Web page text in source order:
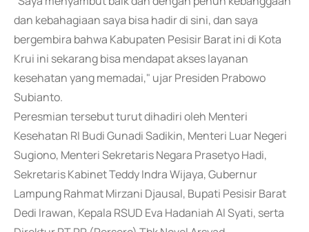
dan kebahagiaan saya bisa hadir di sini, dan saya
bergembira bahwa Kabupaten Pesisir Barat ini di Kota
Krui ini sekarang bisa mendapat akses layanan
kesehatan yang memadai," ujar Presiden Prabowo
Subianto.
Peresmian tersebut turut dihadiri oleh Menteri
Kesehatan RI Budi Gunadi Sadikin, Menteri Luar Negeri
Sugiono, Menteri Sekretaris Negara Prasetyo Hadi,
Sekretaris Kabinet Teddy Indra Wijaya, Gubernur
Lampung Rahmat Mirzani Djausal, Bupati Pesisir Barat
Dedi Irawan, Kepala RSUD Eva Hadaniah Al Syati, serta